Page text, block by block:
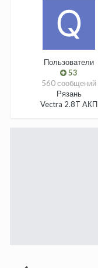
Пользователи
53
560 сообщений
Рязань
Vectra 2.8T АКП